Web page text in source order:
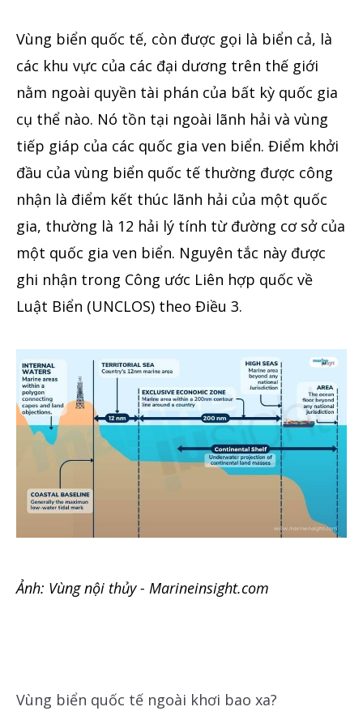
Vùng biển quốc tế, còn được gọi là biển cả, là
các khu vực của các đại dương trên thế giới
nằm ngoài quyền tài phán của bất kỳ quốc gia
cụ thể nào. Nó tồn tại ngoài lãnh hải và vùng
tiếp giáp của các quốc gia ven biển. Điểm khởi
đầu của vùng biển quốc tế thường được công
nhận là điểm kết thúc lãnh hải của một quốc
gia, thường là 12 hải lý tính từ đường cơ sở của
một quốc gia ven biển. Nguyên tắc này được
ghi nhận trong Công ước Liên hợp quốc về
Luật Biển (UNCLOS) theo Điều 3.
Ảnh: Vùng nội thủy - Marineinsight.com
Vùng biển quốc tế ngoài khơi bao xa?